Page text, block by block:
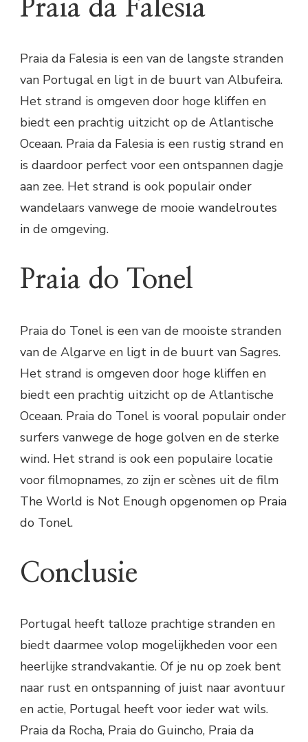
Praia da Falesia
Praia da Falesia is een van de langste stranden
van Portugal en ligt in de buurt van Albufeira.
Het strand is omgeven door hoge kliffen en
biedt een prachtig uitzicht op de Atlantische
Oceaan. Praia da Falesia is een rustig strand en
is daardoor perfect voor een ontspannen dagje
aan zee. Het strand is ook populair onder
wandelaars vanwege de mooie wandelroutes
in de omgeving.
Praia do Tonel
Praia do Tonel is een van de mooiste stranden
van de Algarve en ligt in de buurt van Sagres.
Het strand is omgeven door hoge kliffen en
biedt een prachtig uitzicht op de Atlantische
Oceaan. Praia do Tonel is vooral populair onder
surfers vanwege de hoge golven en de sterke
wind. Het strand is ook een populaire locatie
voor filmopnames, zo zijn er scènes uit de film
The World is Not Enough opgenomen op Praia
do Tonel.
Conclusie
Portugal heeft talloze prachtige stranden en
biedt daarmee volop mogelijkheden voor een
heerlijke strandvakantie. Of je nu op zoek bent
naar rust en ontspanning of juist naar avontuur
en actie, Portugal heeft voor ieder wat wils.
Praia da Rocha, Praia do Guincho, Praia da